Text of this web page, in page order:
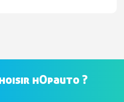
hOpauto ?